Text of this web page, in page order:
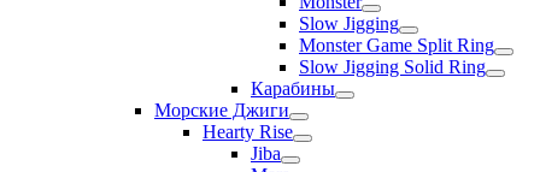
Slow Jigging
Monster Game Split Ring
Slow Jigging Solid Ring
Карабины
Морские Джиги
Hearty Rise
Jiba